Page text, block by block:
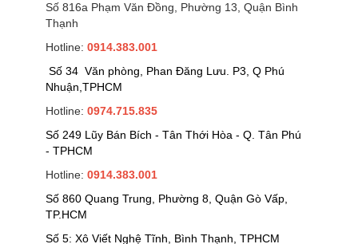
Số 816a Phạm Văn Đồng, Phường 13, Quận Bình
Thạnh
Hotline: 0914.383.001
Số 34 Văn phòng, Phan Đăng Lưu. P3, Q Phú
Nhuận,TPHCM
Hotline: 0974.715.835
Số 249 Lũy Bán Bích - Tân Thới Hòa - Q. Tân Phú
- TPHCM
Hotline: 0914.383.001
Số 860 Quang Trung, Phường 8, Quận Gò Vấp,
TP.HCM
Số 5: Xô Viết Nghệ Tĩnh, Bình Thạnh, TPHCM